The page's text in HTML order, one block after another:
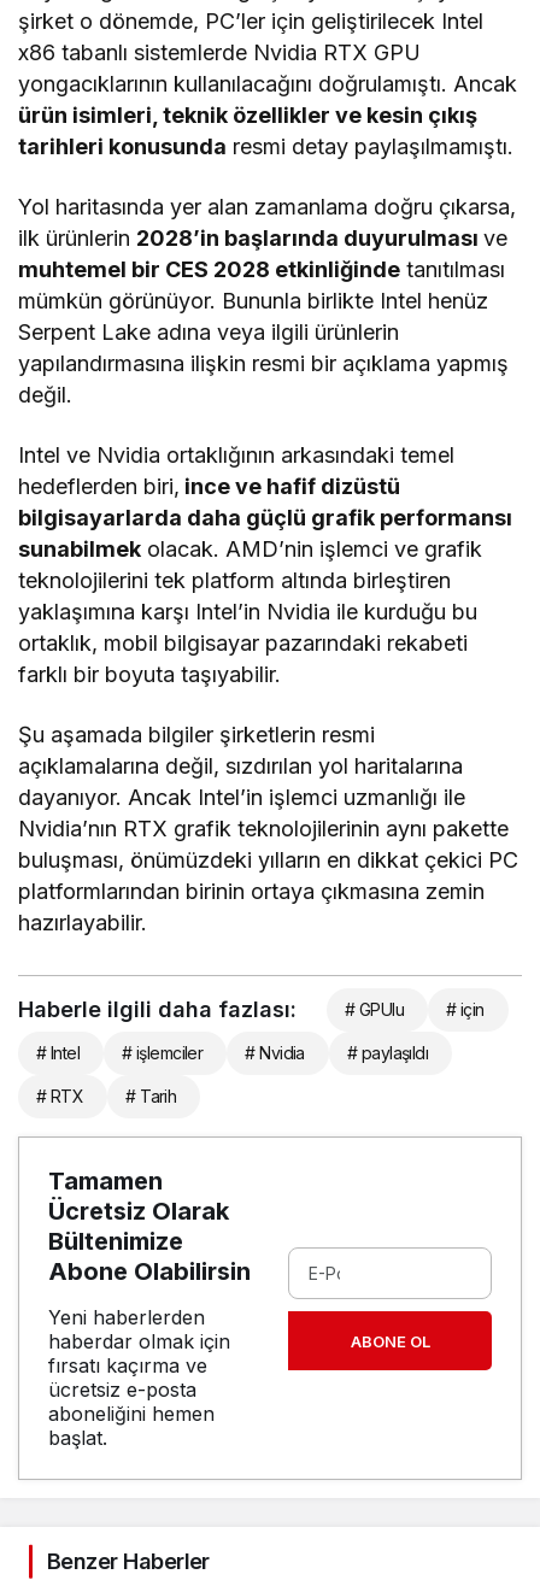
şirket o dönemde, PC’ler için geliştirilecek Intel
x86 tabanlı sistemlerde Nvidia RTX GPU
yongacıklarının kullanılacağını doğrulamıştı. Ancak
ürün isimleri, teknik özellikler ve kesin çıkış
tarihleri konusunda resmi detay paylaşılmamıştı.
Yol haritasında yer alan zamanlama doğru çıkarsa,
ilk ürünlerin 2028’in başlarında duyurulmasıve
muhtemel bir CES 2028 etkinliğinde tanıtılması
mümkün görünüyor. Bununla birlikte Intel henüz
Serpent Lake adına veya ilgili ürünlerin
yapılandırmasına ilişkin resmi bir açıklama yapmış
değil.
Intel ve Nvidia ortaklığının arkasındaki temel
hedeflerden biri, ince ve hafif dizüstü
bilgisayarlarda daha güçlü grafik performansı
sunabilmek olacak. AMD’nin işlemci ve grafik
teknolojilerini tek platform altında birleştiren
yaklaşımına karşı Intel’in Nvidia ile kurduğu bu
ortaklık, mobil bilgisayar pazarındaki rekabeti
farklı bir boyuta taşıyabilir.
Şu aşamada bilgiler şirketlerin resmi
açıklamalarına değil, sızdırılan yol haritalarına
dayanıyor. Ancak Intel’in işlemci uzmanlığı ile
Nvidia’nın RTX grafik teknolojilerinin aynı pakette
buluşması, önümüzdeki yılların en dikkat çekici PC
platformlarından birinin ortaya çıkmasına zemin
hazırlayabilir.
Haberle ilgili daha fazlası: # GPUlu # için
# Intel # işlemciler # Nvidia # paylaşıldı
# RTX # Tarih
Tamamen
Ücretsiz Olarak
Bültenimize
Abone Olabilirsin
Yeni haberlerden
haberdar olmak için
fırsatı kaçırma ve
ücretsiz e-posta
aboneliğini hemen
başlat.
ABONE OL
Benzer Haberler